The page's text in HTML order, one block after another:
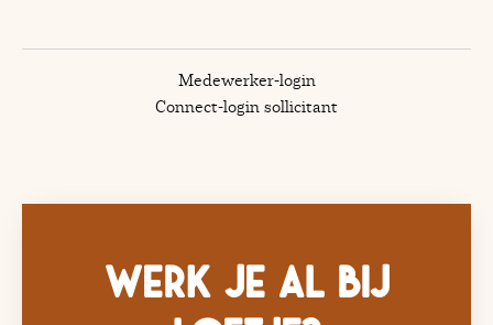
Medewerker-login
Connect-login sollicitant
Werk je al bij